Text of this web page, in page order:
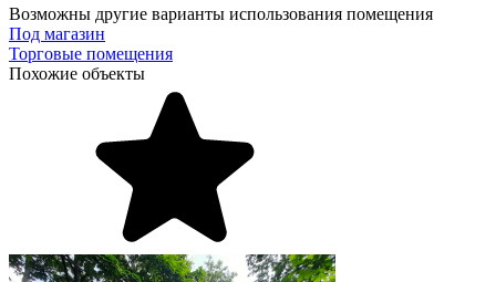
Возможны другие варианты использования помещения
Под магазин
Торговые помещения
Похожие объекты